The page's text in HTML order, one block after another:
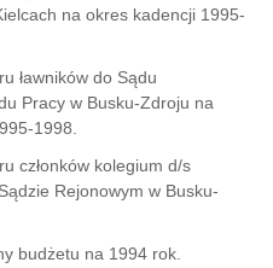
na okres kadencji 1995-
ławników do Sądu
Pracy w Busku-Zdroju na
1998.
członków kolegium d/s
Rejonowym w Busku-
budżetu na 1994 rok.